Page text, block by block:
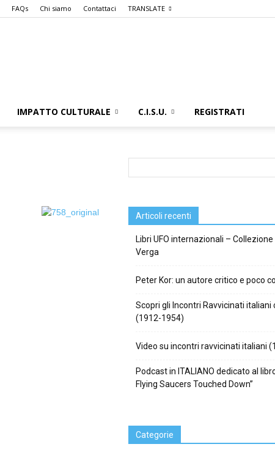
FAQs Chi siamo Contattaci TRANSLATE
IMPATTO CULTURALE C.I.S.U. REGISTRATI
Articoli recenti
Libri UFO internazionali –
Verga
Peter Kor: un autore critico e poco
Scopri gli Incontri Ravvicinati italiani
(1912-1954)
Video su incontri ravvicinati italiani
Podcast in ITALIANO dedicato al
Flying Saucers Touched Down”
Categorie